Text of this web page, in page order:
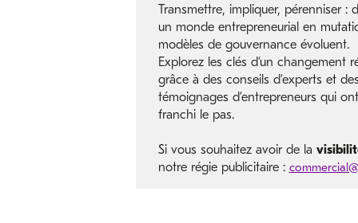
Transmettre, impliquer, pérenniser :
un monde entrepreneurial en
modèles de gouvernance évoluent.
Explorez les clés d’un changement
grâce à des conseils d’experts et
témoignages d’entrepreneurs qui ont
franchi le pas.
Si vous souhaitez avoir de la
notre régie publicitaire :